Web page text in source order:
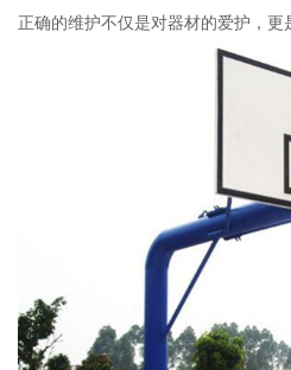
正确的维护不仅是对器材的爱护，更